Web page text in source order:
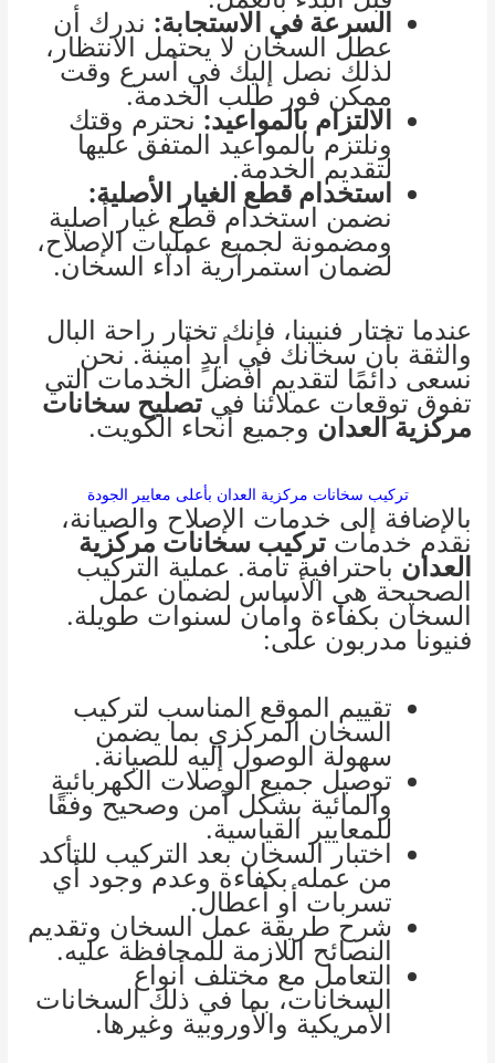
السرعة في الاستجابة: ندرك أن
عطل السخان لا يحتمل الانتظار،
لذلك نصل إليك في أسرع وقت
ممكن فور طلب الخدمة.
الالتزام بالمواعيد: نحترم وقتك
ونلتزم بالمواعيد المتفق عليها
لتقديم الخدمة.
استخدام قطع الغيار الأصلية:
نضمن استخدام قطع غيار أصلية
ومضمونة لجميع عمليات الإصلاح،
لضمان استمرارية أداء السخان.
عندما تختار فنيينا، فإنك تختار راحة البال
والثقة بأن سخانك في أيدٍ أمينة. نحن
نسعى دائمًا لتقديم أفضل الخدمات التي
تفوق توقعات عملائنا فيتصليح سخانات
مركزية العدان وجميع أنحاء الكويت.
تركيب سخانات مركزية العدان بأعلى معايير الجودة
بالإضافة إلى خدمات الإصلاح والصيانة،
نقدم خدماتتركيب سخانات مركزية
العدان باحترافية تامة. عملية التركيب
الصحيحة هي الأساس لضمان عمل
السخان بكفاءة وأمان لسنوات طويلة.
فنيونا مدربون على:
تقييم الموقع المناسب لتركيب
السخان المركزي بما يضمن
سهولة الوصول إليه للصيانة.
توصيل جميع الوصلات الكهربائية
والمائية بشكل آمن وصحيح وفقًا
للمعايير القياسية.
اختبار السخان بعد التركيب للتأكد
من عمله بكفاءة وعدم وجود أي
تسربات أو أعطال.
شرح طريقة عمل السخان وتقديم
النصائح اللازمة للمحافظة عليه.
التعامل مع مختلف أنواع
السخانات، بما في ذلك السخانات
الأمريكية والأوروبية وغيرها.